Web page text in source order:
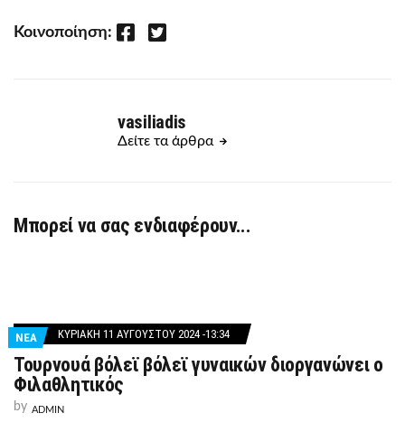
Κοινοποίηση: Facebook Twitter
vasiliadis
Δείτε τα άρθρα
Μπορεί να σας ενδιαφέρουν...
ΝΕΑ ΚΥΡΙΑΚΉ 11 ΑΥΓΟΎΣΤΟΥ 2024 -13:34
Τουρνουά βόλεϊ βόλεϊ γυναικών διοργανώνει ο
Φιλαθλητικός
by ADMIN